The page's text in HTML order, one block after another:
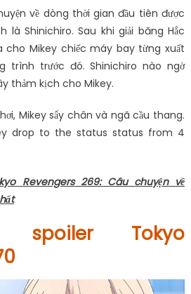
về dòng thời gian đầu tiên được
là Shinichiro. Sau khi giải băng Hắc
cho Mikey chiếc máy bay từng xuất
trình trước đó. Shinichiro nào ngờ
thảm kịch cho Mikey.
Mikey sẩy chân và ngã cầu thang.
drop to the status status from 4
Revengers 269: Câu chuyện về
Tokyo